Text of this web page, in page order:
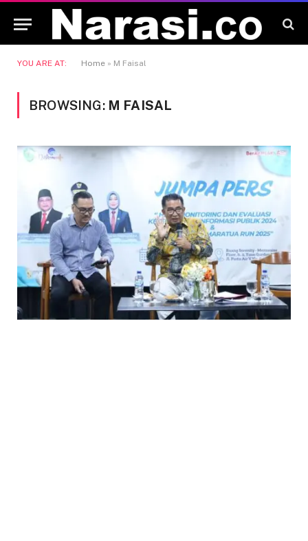
YOU ARE AT: Home » M Faisal
BROWSING: M FAISAL